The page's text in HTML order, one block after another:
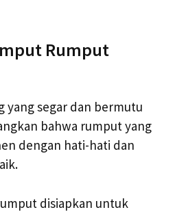
Rumput
yang segar dan bermutu
bahwa rumput yang
dengan hati-hati dan
disiapkan untuk